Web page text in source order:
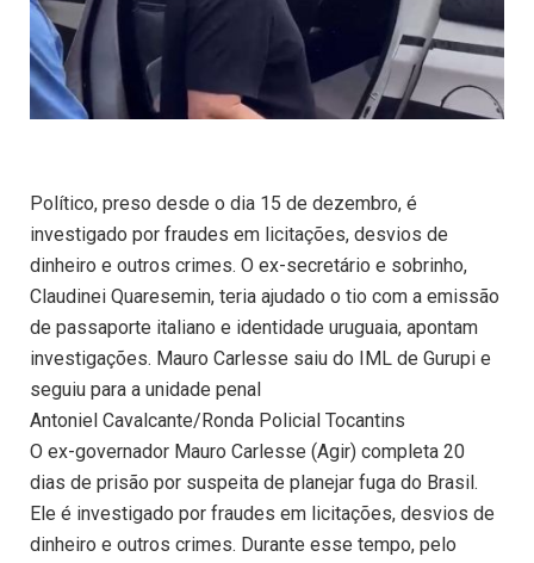
Político, preso desde o dia 15 de dezembro, é
investigado por fraudes em licitações, desvios de
dinheiro e outros crimes. O ex-secretário e sobrinho,
Claudinei Quaresemin, teria ajudado o tio com a emissão
de passaporte italiano e identidade uruguaia, apontam
investigações. Mauro Carlesse saiu do IML de Gurupi e
seguiu para a unidade penal
Antoniel Cavalcante/Ronda Policial Tocantins
O ex-governador Mauro Carlesse (Agir) completa 20
dias de prisão por suspeita de planejar fuga do Brasil.
Ele é investigado por fraudes em licitações, desvios de
dinheiro e outros crimes. Durante esse tempo, pelo